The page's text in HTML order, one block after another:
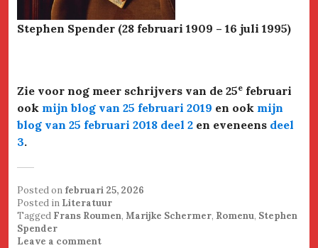
Stephen Spender (28 februari 1909 – 16 juli 1995)
Zie voor nog meer schrijvers van de 25e februari
ook mijn blog van 25 februari 2019 en ook mijn
blog van 25 februari 2018 deel 2 en eveneens deel
3.
Posted on februari 25, 2026
Posted in Literatuur
Tagged Frans Roumen, Marijke Schermer, Romenu, Stephen
Spender
Leave a comment